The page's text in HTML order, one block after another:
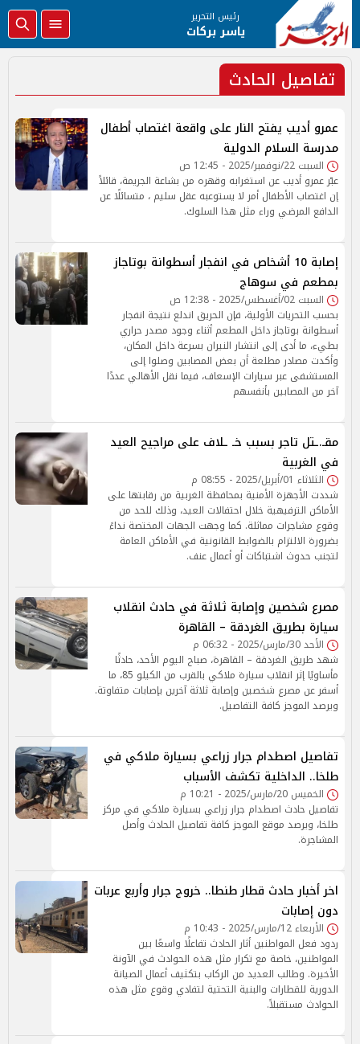
رئيس التحرير
ياسر بركات
تفاصيل الحادث
عمرو أديب يفتح النار على واقعة اغتصاب أطفال
مدرسة السلام الدولية
السبت 22/نوفمبر/2025 - 12:45 ص
عبّر عمرو أديب عن استغرابه وقهره من بشاعة الجريمة، قائلاً
إن اغتصاب الأطفال أمر لا يستوعبه عقل سليم ، متسائلًا عن
الدافع المرضي وراء مثل هذا السلوك.
إصابة 10 أشخاص في انفجار أسطوانة بوتاجاز
بمطعم في سوهاج
السبت 02/أغسطس/2025 - 12:38 ص
بحسب التحريات الأولية، فإن الحريق اندلع نتيجة انفجار
أسطوانة بوتاجاز داخل المطعم أثناء وجود مصدر حراري
بطيء، ما أدى إلى انتشار النيران بسرعة داخل المكان،
وأكدت مصادر مطلعة أن بعض المصابين وصلوا إلى
المستشفى عبر سيارات الإسعاف، فيما نقل الأهالي عددًا
آخر من المصابين بأنفسهم
مقـ.ـتل تاجر بسبب خـ ـلاف على مراجيح العيد
في الغربية
الثلاثاء 01/أبريل/2025 - 08:55 م
شددت الأجهزة الأمنية بمحافظة الغربية من رقابتها على
الأماكن الترفيهية خلال احتفالات العيد، وذلك للحد من
وقوع مشاجرات مماثلة. كما وجهت الجهات المختصة نداءً
بضرورة الالتزام بالضوابط القانونية في الأماكن العامة
لتجنب حدوث اشتباكات أو أعمال عنف.
مصرع شخصين وإصابة ثلاثة في حادث انقلاب
سيارة بطريق الغردقة – القاهرة
الأحد 30/مارس/2025 - 06:32 م
شهد طريق الغردقة – القاهرة، صباح اليوم الأحد، حادثًا
مأساويًا إثر انقلاب سيارة ملاكي بالقرب من الكيلو 85، ما
أسفر عن مصرع شخصين وإصابة ثلاثة آخرين بإصابات متفاوتة.
ويرصد الموجز كافة التفاصيل.
تفاصيل اصطدام جرار زراعي بسيارة ملاكي في
طلخا.. الداخلية تكشف الأسباب
الخميس 20/مارس/2025 - 10:21 م
تفاصيل حادث اصطدام جرار زراعي بسيارة ملاكي في مركز
طلخا، ويرصد موقع الموجز كافة تفاصيل الحادث وأصل
المشاجرة.
اخر أخبار حادث قطار طنطا.. خروج جرار وأربع عربات
دون إصابات
الأربعاء 12/مارس/2025 - 10:43 م
ردود فعل المواطنين أثار الحادث تفاعلًا واسعًا بين
المواطنين، خاصة مع تكرار مثل هذه الحوادث في الآونة
الأخيرة. وطالب العديد من الركاب بتكثيف أعمال الصيانة
الدورية للقطارات والبنية التحتية لتفادي وقوع مثل هذه
الحوادث مستقبلاً.